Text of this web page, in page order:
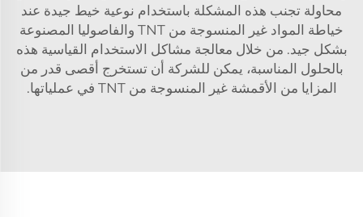
محاولة تجنب هذه المشكلة باستخدام نوعية خيط جيدة عند
خياطة المواد غير المنسوجة من TNT والفاصوليا المصنوعة
بشكل جيد. من خلال معالجة مشاكل الاستخدام القياسية هذه
بالحلول المناسبة، يمكن للشركة أن تستخرج أقصى قدر من
المزايا من الأقمشة غير المنسوجة من TNT في عملياتها.